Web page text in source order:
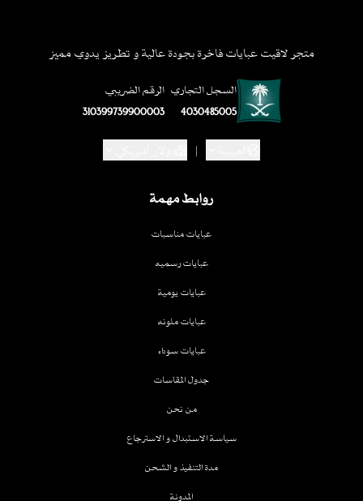
روابط مهمة
عبايات مناسبات
عبايات رسميه
عبايات يومية
عبايات ملونه
عبايات سوداء
جدول المقاسات
من نحن
سياسة الاستبدال و الاسترجاع
مدة التنفيذ و الشحن
المدونة
متجر لاقيت عبايات فاخرة بجودة عالية و تطريز يدوي مميز
السجل التجاري
4030485005
الرقم الضريبي
310399739900003
|